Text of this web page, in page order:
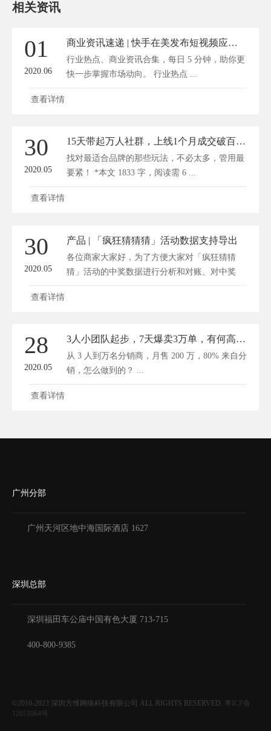
相关资讯
01
2020.06
商业资讯速递 | 快手在美发布短视频应用Zynn
行业热点、商业资讯合集，每日 5 分钟，助你更
快一步掌握市场动向。 行业热点 ...
查看详情
30
2020.05
15天带起万人社群，上线1个月成交破百万，新商家为啥卖货这么猛？
找对最适合品牌的那些玩法，不必太多，管用最
要紧！ *本文 1833 字，阅读需 6 ...
查看详情
30
2020.05
产品 | 「疯狂猜猜猜」活动数据支持导出
各位商家大家好，为了方便大家对「疯狂猜猜
猜」活动的中奖数据进行分析和对账、对中奖
客...
查看详情
28
2020.05
3人小团队起步，7天爆卖3万单，有何高招？
从 3 人到万名分销商，月售 200 万，80% 来自分
销，怎么做到的？ ...
查看详情
广州分部
广州天河区地中海国际酒店 1627
深圳总部
深圳福田车公庙中国有色大厦 713-715
400-800-9385
©2010-2023 深圳方维网络科技有限公司 ALL RIGHTS RESERVED.
粤ICP备
12071064号